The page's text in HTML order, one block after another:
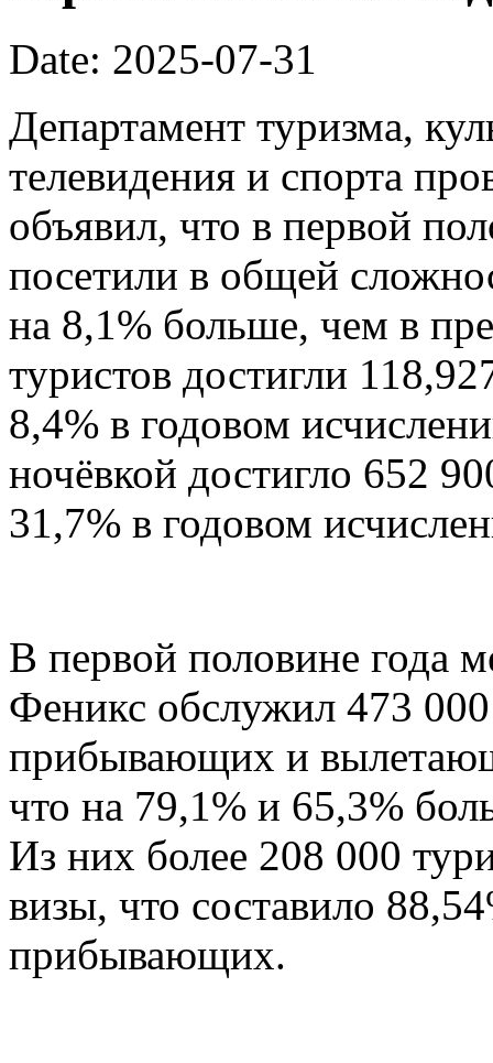
Date: 2025-07-31
Департамент туризма,
телевидения и спорта
объявил, что в первой
посетили в общей
на 8,1% больше, чем в
туристов достигли
8,4% в годовом
ночёвкой достигло 652
31,7% в годовом
В первой половине года
Феникс обслужил 473
прибывающих и
что на 79,1% и 65,3%
Из них более 208 000
визы, что составило
прибывающих.